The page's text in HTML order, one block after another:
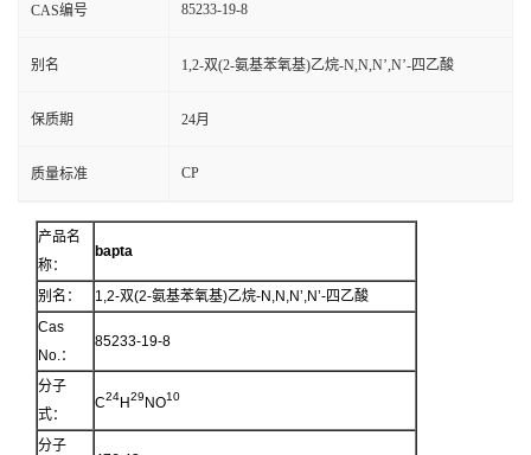
CAS编号 85233-19-8
别名 1,2-双(2-氨基苯氧基)乙烷-N,N,N’,N’-四乙酸
保质期 24月
质量标准 CP
产品名
称：
bapta
别名：
1,2-双(2-氨基苯氧基)乙烷-N,N,N’,N’-四乙酸
Cas
No.：
85233-19-8
分子
式：
C24H29 NO10
分子